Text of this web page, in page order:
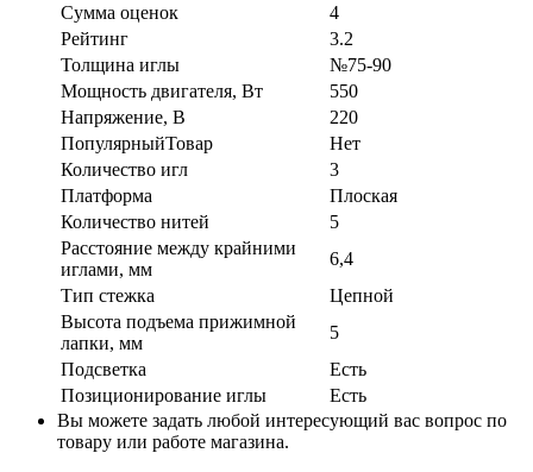
Сумма оценок
4
Рейтинг
3.2
Толщина иглы
№75-90
Мощность двигателя, Вт
550
Напряжение, В
220
ПопулярныйТовар
Нет
Количество игл
3
Платформа
Плоская
Количество нитей
5
Расстояние между крайними
иглами, мм
6,4
Тип стежка
Цепной
Высота подъема прижимной
лапки, мм
5
Подсветка
Есть
Позиционирование иглы
Есть
Вы можете задать любой интересующий вас вопрос по
товару или работе магазина.